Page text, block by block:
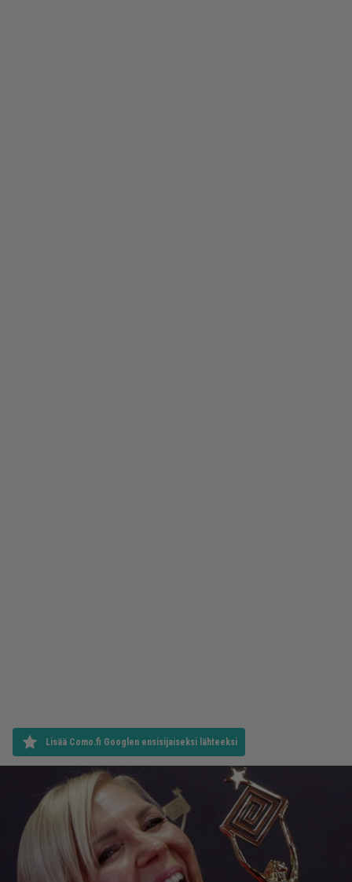
Lisää Como.fi Googlen ensisijaiseksi lähteeksi